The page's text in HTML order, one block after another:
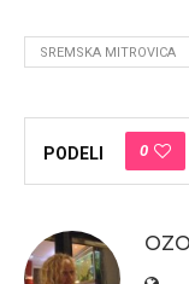
SREMSKA MITROVICA
PODELI 0